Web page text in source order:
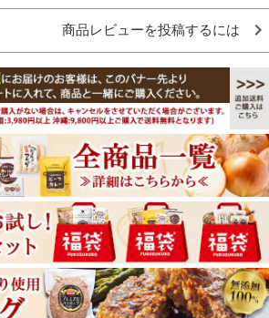
商品レビューを投稿するには